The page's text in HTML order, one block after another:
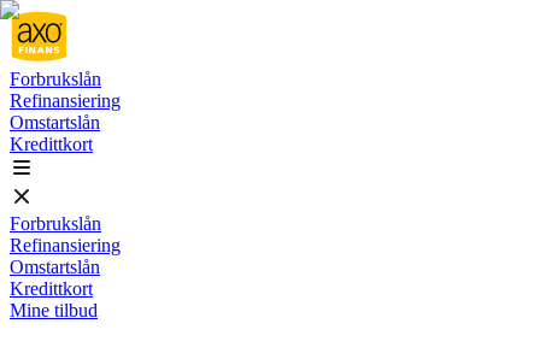
Forbrukslån
Refinansiering
Omstartslån
Kredittkort
Forbrukslån
Refinansiering
Omstartslån
Kredittkort
Mine tilbud